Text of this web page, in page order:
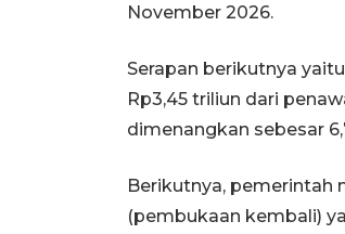
November 2026.
Serapan berikutnya
Rp3,45 triliun dari
dimenangkan sebesar
Berikutnya, pemerintah
(pembukaan kembali)